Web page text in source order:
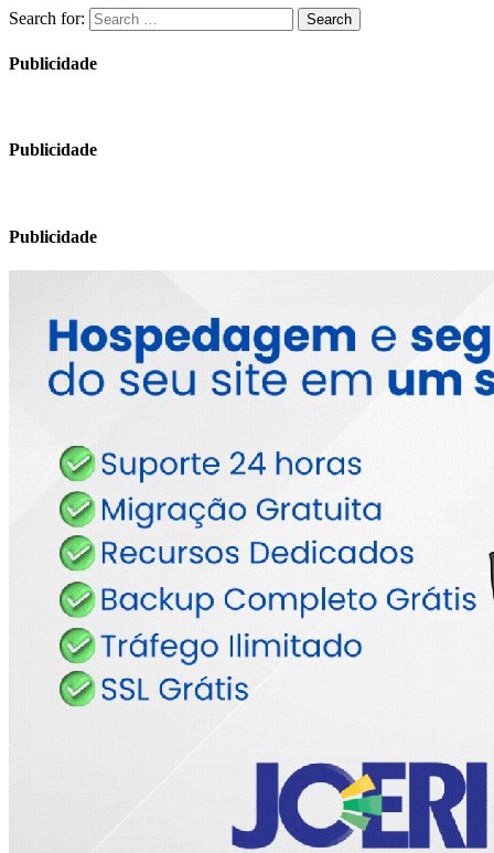
Search for: Search
Publicidade
Publicidade
Publicidade